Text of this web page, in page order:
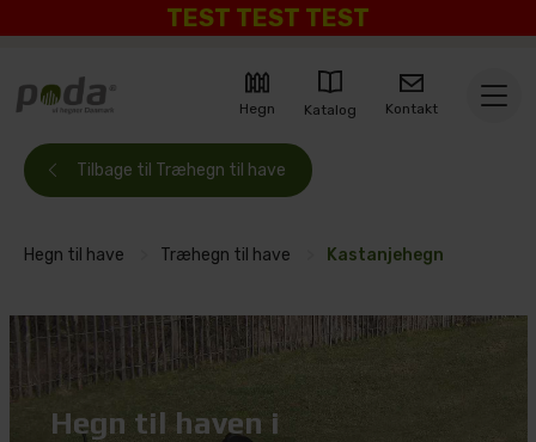
TEST TEST TEST
Hegn Katalog Kontakt
Tilbage til Træhegn til have
Hegn til have Træhegn til have Kastanjehegn
Hegn til haven i